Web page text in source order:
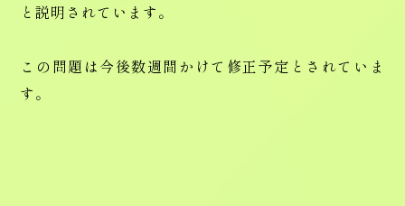
と説明されています。
この問題は今後数週間かけて修正予定とされていま
す。